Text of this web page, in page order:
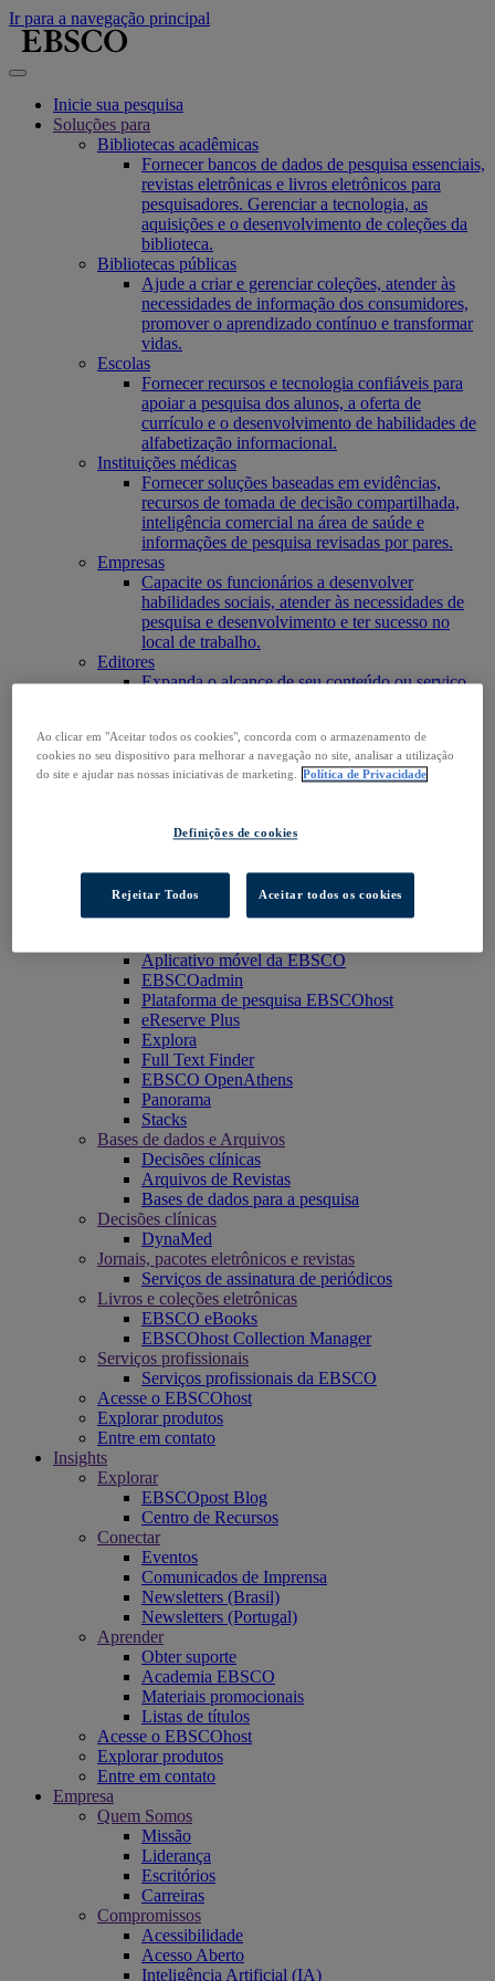
Ir para a navegação principal
Inicie sua pesquisa
Soluções para
Bibliotecas acadêmicas
Fornecer bancos de dados de pesquisa essenciais,
revistas eletrônicas e livros eletrônicos para
pesquisadores. Gerenciar a tecnologia, as
aquisições e o desenvolvimento de coleções da
biblioteca.
Bibliotecas públicas
Ajude a criar e gerenciar coleções, atender às
necessidades de informação dos consumidores,
promover o aprendizado contínuo e transformar
vidas.
Escolas
Fornecer recursos e tecnologia confiáveis para
apoiar a pesquisa dos alunos, a oferta de
currículo e o desenvolvimento de habilidades de
alfabetização informacional.
Instituições médicas
Fornecer soluções baseadas em evidências,
recursos de tomada de decisão compartilhada,
inteligência comercial na área de saúde e
informações de pesquisa revisadas por pares.
Empresas
Capacite os funcionários a desenvolver
habilidades sociais, atender às necessidades de
pesquisa e desenvolvimento e ter sucesso no
local de trabalho.
Editores
Expanda o alcance de seu conteúdo ou serviço,
Pesquisadores e estudantes
Encontre sua organização para acessar nossos
produtos e iniciar sua pesquisa.
Entre em contato
Tecnologia e Descoberta
BiblioGraph
EBSCO Discovery Service
Aplicativo móvel da EBSCO
EBSCOadmin
Plataforma de pesquisa EBSCOhost
eReserve Plus
Explora
Full Text Finder
EBSCO OpenAthens
Panorama
Stacks
Bases de dados e Arquivos
Decisões clínicas
Arquivos de Revistas
Bases de dados para a pesquisa
Decisões clínicas
DynaMed
Jornais, pacotes eletrônicos e revistas
Serviços de assinatura de periódicos
Livros e coleções eletrônicas
EBSCO eBooks
EBSCOhost Collection Manager
Serviços profissionais
Serviços profissionais da EBSCO
Acesse o EBSCOhost
Explorar produtos
Entre em contato
Insights
Explorar
EBSCOpost Blog
Centro de Recursos
Conectar
Eventos
Comunicados de Imprensa
Newsletters (Brasil)
Newsletters (Portugal)
Aprender
Obter suporte
Academia EBSCO
Materiais promocionais
Listas de títulos
Acesse o EBSCOhost
Explorar produtos
Entre em contato
Empresa
Quem Somos
Missão
Liderança
Escritórios
Carreiras
Compromissos
Acessibilidade
Acesso Aberto
Inteligência Artificial (IA)
Ao clicar em "Aceitar todos os cookies", concorda com o armazenamento de
cookies no seu dispositivo para melhorar a navegação no site, analisar a utilização
do site e ajudar nas nossas iniciativas de marketing.
Política de Privacidade
Definições de cookies
Rejeitar Todos Aceitar todos os cookies